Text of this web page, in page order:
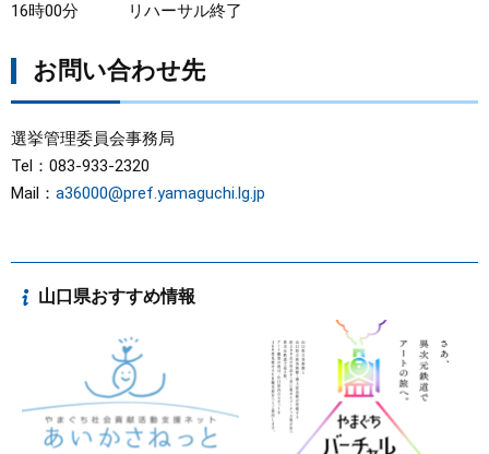
16時00分 リハーサル終了
お問い合わせ先
選挙管理委員会事務局
Tel：083-933-2320
Mail： a36000@pref.yamaguchi.lg.jp
山口県おすすめ情報